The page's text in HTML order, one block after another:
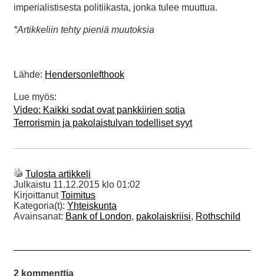
imperialistisesta politiikasta, jonka tulee muuttua.
*Artikkeliin tehty pieniä muutoksia
Lähde: Hendersonlefthook
Lue myös:
Video: Kaikki sodat ovat pankkiirien sotia
Terrorismin ja pakolaistulvan todelliset syyt
Tulosta artikkeli
Julkaistu 11.12.2015 klo 01:02
KirjoittanutToimitus
Kategoria(t): Yhteiskunta
Avainsanat: Bank of London, pakolaiskriisi, Rothschild
2 kommenttia